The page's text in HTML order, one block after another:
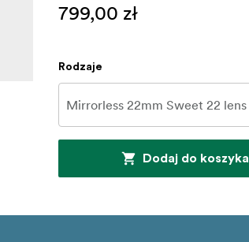
799,00 zł
Rodzaje
Dodaj do koszyka